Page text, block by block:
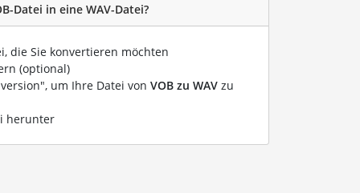
Datei in eine WAV-Datei?
die Sie konvertieren möchten
(optional)
um Ihre Datei von VOB zu WAV zu
herunter